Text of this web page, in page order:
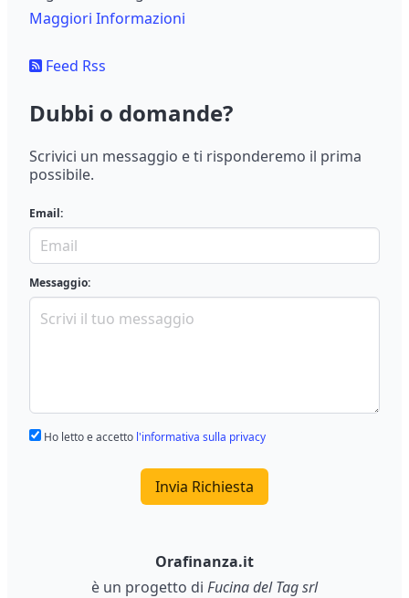
Maggiori Informazioni
Feed Rss
Dubbi o domande?
Scrivici un messaggio e ti risponderemo il prima
possibile.
Email:
Messaggio:
Ho letto e accetto l'informativa sulla privacy
Invia Richiesta
Orafinanza.it
è un progetto di Fucina del Tag srl